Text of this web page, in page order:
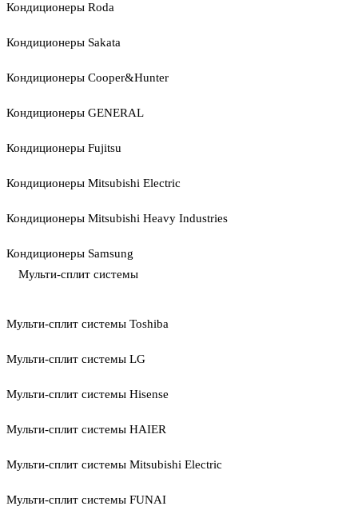
Кондиционеры Roda
Кондиционеры Sakata
Кондиционеры Cooper&Hunter
Кондиционеры GENERAL
Кондиционеры Fujitsu
Кондиционеры Mitsubishi Electric
Кондиционеры Mitsubishi Heavy Industries
Кондиционеры Samsung
Мульти-сплит системы
Мульти-сплит системы Toshiba
Мульти-сплит системы LG
Мульти-сплит системы Hisense
Мульти-сплит системы HAIER
Мульти-сплит системы Mitsubishi Electric
Мульти-сплит системы FUNAI